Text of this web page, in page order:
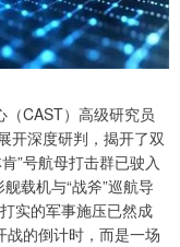
CAST）高级研究员
开深度研判，揭开了双
”号航母打击群已驶入
载机与“战斧”巡航导
实的军事施压已然成
的倒计时，而是一场